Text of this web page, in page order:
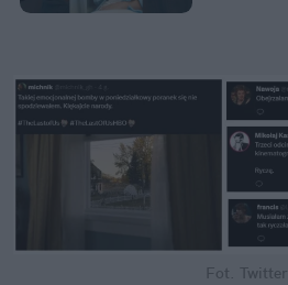
Fot. Twitter